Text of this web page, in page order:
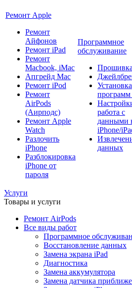
Ремонт Apple
Ремонт
Айфонов
Ремонт iPad
Ремонт
Macbook, iMac
Апгрейд Mac
Ремонт iPod
Ремонт
AirPods
(Аирподс)
Ремонт Apple
Watch
Разлочить
iPhone
Разблокировка
iPhone от
пароля
Программное
обслуживание
Прошивка
Установка
программ
работа с
данными
iPhone/
данных
Услуги
Товары и услуги
Ремонт AirPods
Все виды работ
Программное
Восстановление данных
Замена экрана iPad
Диагностика
Замена аккумулятора
Замена датчика